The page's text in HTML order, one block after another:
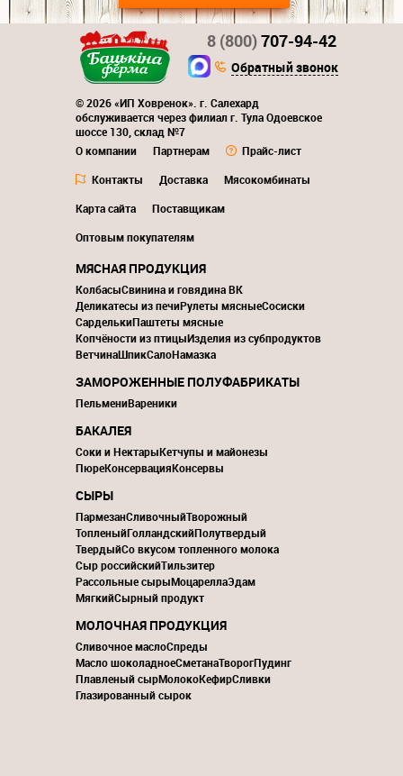
© 2026 «ИП Ховренок». г. Салехард
обслуживается через филиал г. Тула Одоевское
шоссе 130, склад №7
О компании
Партнерам
Прайс-лист
Контакты
Доставка
Мясокомбинаты
Карта сайта
Поставщикам
Оптовым покупателям
8 (800)707-94-42
Обратный звонок
МЯСНАЯ ПРОДУКЦИЯ
КолбасыСвинина и говядина ВК
Деликатесы из печиРулеты мясныеСосиски
СарделькиПаштеты мясные
Копчёности из птицыИзделия из субпродуктов
ВетчинаШпикСалоНамазка
ЗАМОРОЖЕННЫЕ ПОЛУФАБРИКАТЫ
ПельмениВареники
БАКАЛЕЯ
Соки и НектарыКетчупы и майонезы
ПюреКонсервацияКонсервы
СЫРЫ
ПармезанСливочныйТворожный
ТопленыйГолландскийПолутвердый
ТвердыйСо вкусом топленного молока
Сыр российскийТильзитер
Рассольные сырыМоцареллаЭдам
МягкийСырный продукт
МОЛОЧНАЯ ПРОДУКЦИЯ
Сливочное маслоСпреды
Масло шоколадноеСметанаТворогПудинг
Плавленый сырМолокоКефирСливки
Глазированный сырок